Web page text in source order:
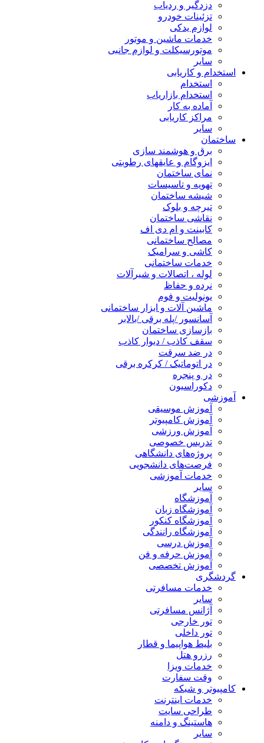
دزدگیر و ردیاب
تزئینات خودرو
لوازم یدکی
خدمات ماشین و موتور
موتورسیکلت و لوازم جانبی
سایر
استخدام و کاریابی
استخدام
استخدام بازاریاب
آماده به کار
مراکز کاریابی
سایر
ساختمان
برق و هوشمند سازی
ایزوگام و عایقهای رطوبتی
نمای ساختمان
تهویه و تاسیسات
شیشه ساختمان
تیرچه و بلوک
نقاشی ساختمان
کابینت و ام دی اف
مصالح ساختمانی
کاشی و سرامیک
خدمات ساختمانی
لوله ، اتصالات و شیرآلات
نرده و حفاظ
یونولیت و فوم
ماشین آلات و ابزار ساختمانی
آسانسور /پله برقی /بالابر
بازسازی ساختمان
سقف کاذب / دیوار کاذب
در ضد سرقت
در اتوماتیک / کرکره برقی
در و پنجره
دکوراسیون
آموزشی
آموزش موسیقی
آموزش کامپیوتر
آموزش ورزشی
تدریس خصوصی
پروژه‌های دانشگاهی
فرصت‌های دانشجویی
خدمات آموزشی
سایر
آموزشگاه
آموزشگاه زبان
آموزشگاه کنکور
آموزشگاه رانندگی
آموزش درسی
آموزش حرفه و فن
آموزش تخصصی
گردشگری
خدمات مسافرتی
سایر
آژانس مسافرتی
تور خارجی
تور داخلی
بلیط هواپیما و قطار
رزرو هتل
خدمات ویزا
وقت سفارت
کامپیوتر و شبکه
خدمات اینترنت
طراحی سایت
هاستینگ و دامنه
سایر